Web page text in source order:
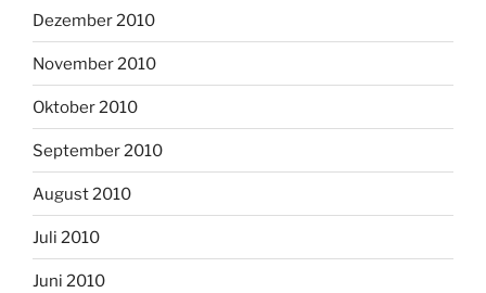
Dezember 2010
November 2010
Oktober 2010
September 2010
August 2010
Juli 2010
Juni 2010